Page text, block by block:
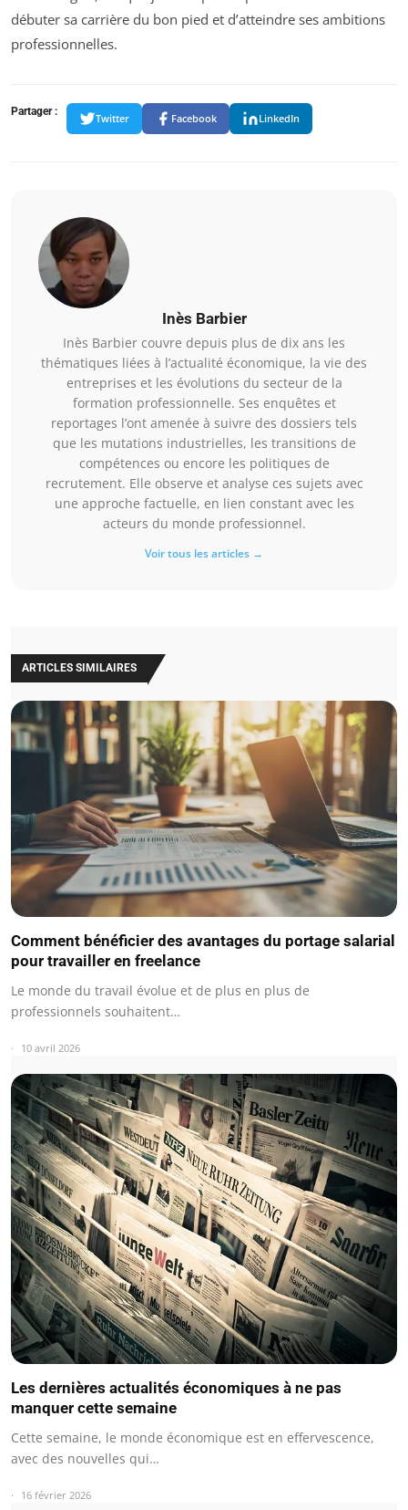
débuter sa carrière du bon pied et d’atteindre ses ambitions
professionnelles.
Partager :
Twitter Facebook LinkedIn
Inès Barbier
Inès Barbier couvre depuis plus de dix ans les
thématiques liées à l’actualité économique, la vie des
entreprises et les évolutions du secteur de la
formation professionnelle. Ses enquêtes et
reportages l’ont amenée à suivre des dossiers tels
que les mutations industrielles, les transitions de
compétences ou encore les politiques de
recrutement. Elle observe et analyse ces sujets avec
une approche factuelle, en lien constant avec les
acteurs du monde professionnel.
Voir tous les articles →
ARTICLES SIMILAIRES
Comment bénéficier des avantages du portage salarial
pour travailler en freelance
Le monde du travail évolue et de plus en plus de
professionnels souhaitent…
10 avril 2026
Les dernières actualités économiques à ne pas
manquer cette semaine
Cette semaine, le monde économique est en effervescence,
avec des nouvelles qui…
16 février 2026